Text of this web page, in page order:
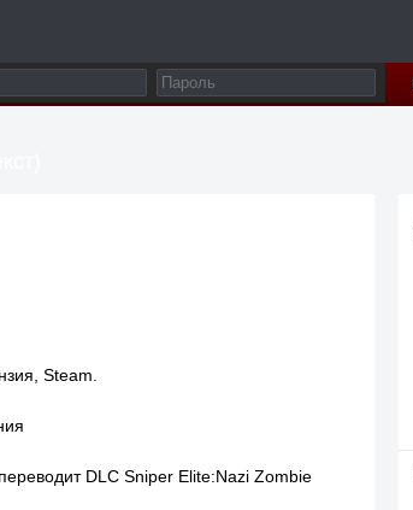
Steam.
DLC Sniper Elite:Nazi Zombie